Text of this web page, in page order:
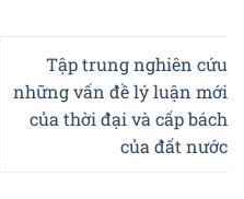
Tập trung nghiên cứu
những vấn đề lý luận mới
của thời đại và cấp bách
của đất nước